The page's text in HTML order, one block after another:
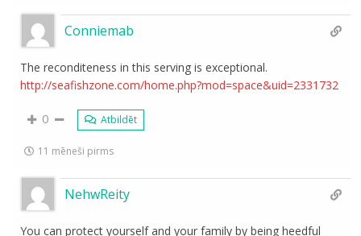
Conniemab
The reconditeness in this serving is exceptional.
http://seafishzone.com/home.php?mod=space&uid=2331732
0 Atbildēt
11 mēneši pirms
NehwReity
You can protect yourself and your family by being heedful